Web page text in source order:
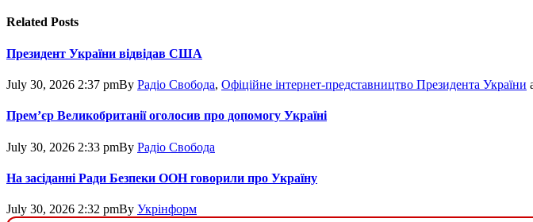
Related Posts
Президент України відвідав США
July 30, 2026 2:37 pmBy Радіо Свобода, Офіційне інтернет-представництво Президента України
Прем’єр Великобританії оголосив про допомогу Україні
July 30, 2026 2:33 pmBy Радіо Свобода
На засіданні Ради Безпеки ООН говорили про Україну
July 30, 2026 2:32 pmBy Укрінформ